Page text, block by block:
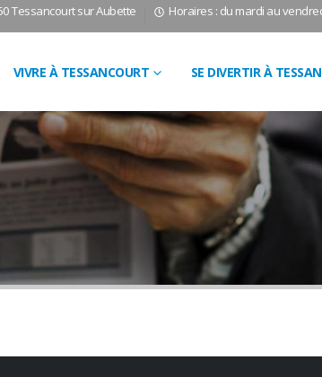
Tessancourt sur Aubette Horaires : du mardi au
VIVRE À TESSANCOURT SE DIVERTIR À